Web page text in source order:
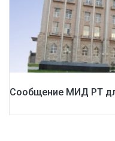
Сообщение МИД РТ